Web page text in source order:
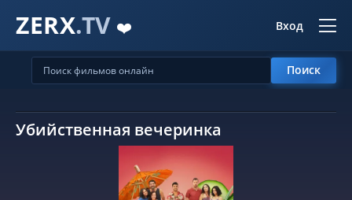
ZERX.TV ❤️ Вход
Поиск
Убийственная вечеринка